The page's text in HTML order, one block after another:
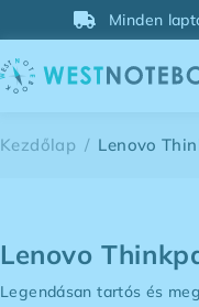
Minden
Lenovo
Kezdőlap / Lenovo
Legendásan tartós és